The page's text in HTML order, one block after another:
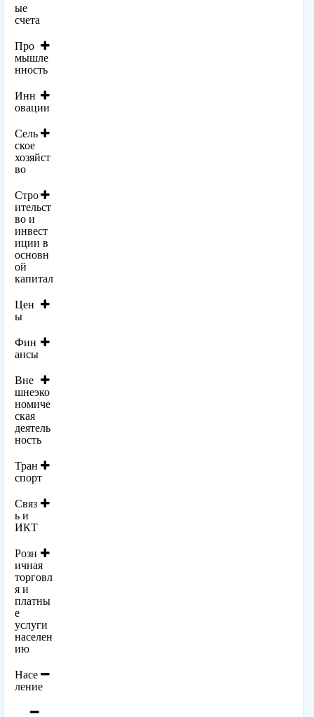
ые
счета
Про
мышле
нность
Инн
овации
Сель
ское
хозяйст
во
Стро
ительст
во и
инвест
иции в
основн
ой
капитал
Цен
ы
Фин
ансы
Вне
шнеэко
номиче
ская
деятель
ность
Тран
спорт
Связ
ь и
ИКТ
Розн
ичная
торговл
я и
платны
е
услуги
населен
ию
Насе
ление